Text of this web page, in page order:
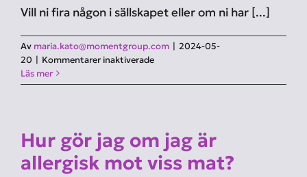
Vill ni fira någon i sällskapet eller om ni har [...]
Av maria.kato@momentgroup.com | 2024-05-
20 | Kommentarer inaktiveradeför
vill
sällskapet,
kan
ni
Läs mer
Hur gör jag om jag är
allergisk mot viss mat?